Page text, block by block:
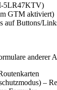
5LR47KTV)
GTM aktiviert)
auf Buttons/
anderer
–